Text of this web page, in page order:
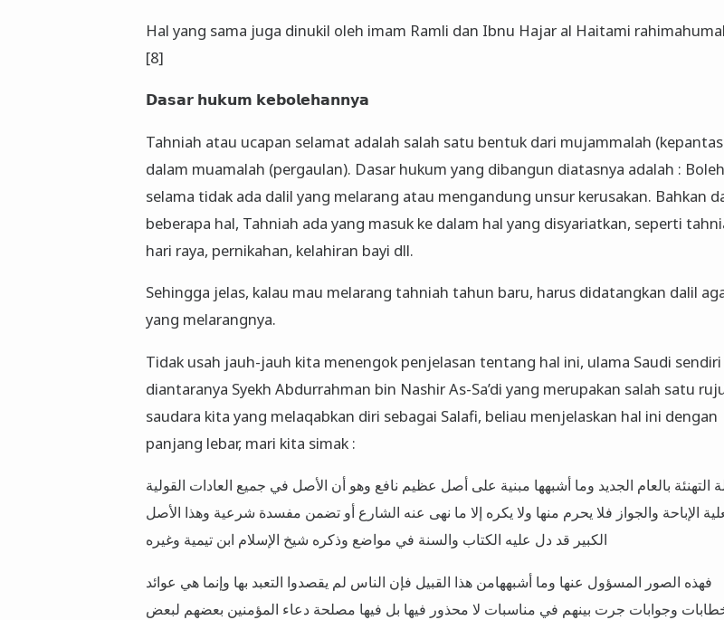
Hal yang sama juga dinukil oleh imam Ramli dan Ibnu Hajar al Haitami
[8]
𝗗𝗮𝘀𝗮𝗿 𝗵𝘂𝗸𝘂𝗺 𝗸𝗲𝗯𝗼𝗹𝗲𝗵𝗮𝗻𝗻𝘆𝗮
Tahniah atau ucapan selamat adalah salah satu bentuk dari mujammalah
dalam muamalah (pergaulan). Dasar hukum yang dibangun diatasnya adalah : Boleh
selama tidak ada dalil yang melarang atau mengandung unsur kerusakan. Bahkan
beberapa hal, Tahniah ada yang masuk ke dalam hal yang disyariatkan, seperti
hari raya, pernikahan, kelahiran bayi dll.
Sehingga jelas, kalau mau melarang tahniah tahun baru, harus didatangkan dalil
yang melarangnya.
Tidak usah jauh-jauh kita menengok penjelasan tentang hal ini, ulama Saudi sendiri
diantaranya Syekh Abdurrahman bin Nashir As-Sa’di yang merupakan salah satu
saudara kita yang melaqabkan diri sebagai Salafi, beliau menjelaskan hal ini dengan
panjang lebar, mari kita simak :
التهنئة بالعام الجديد وما أشبهها مبنية على أصل عظيم نافع وهو أن الأصل في جميع العادات القولية
الإباحة والجواز فلا يحرم منها ولا يكره إلا ما نهى عنه الشارع أو تضمن مفسدة شرعية وهذا الأصل
الكبير قد دل عليه الكتاب والسنة في مواضع وذكره شيخ الإسلام ابن تيمية وغيره
فهذه الصور المسؤول عنها وما أشبههامن هذا القبيل فإن الناس لم يقصدوا التعبد بها وإنما هي عوائد
وجوابات جرت بينهم في مناسبات لا محذور فيها بل فيها مصلحة دعاء المؤمنين بعضهم لبعض